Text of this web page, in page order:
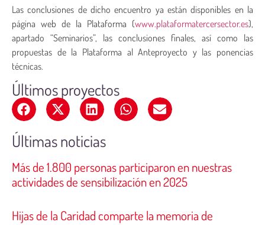
Las conclusiones de dicho encuentro ya están disponibles en la
página web de la Plataforma (www.plataformatercersector.es),
apartado “Seminarios”, las conclusiones finales, así como las
propuestas de la Plataforma al Anteproyecto y las ponencias
técnicas.
Últimos proyectos
Últimas noticias
Más de 1.800 personas participaron en nuestras
actividades de sensibilización en 2025
Hijas de la Caridad comparte la memoria de